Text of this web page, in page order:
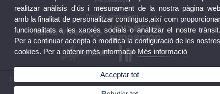
UVintegritat
Perfil de contractant
© 2026 UV. - Av. Blasco Ibáñez, 13. 46010 València. Espanya. Tel. UV: (+34) 963 86 41 00
Política privacitat | Cookies
realitzar anàlisis d'ús i mesurament de la nostra pàgina
amb la finalitat de personalitzar continguts,així com
funcionalitats a les xarxes socials o analitzar el nostre
Per a continuar accepta o modifica la configuració de les
cookies. Per a obtenir més informació Més informació
Acceptar tot